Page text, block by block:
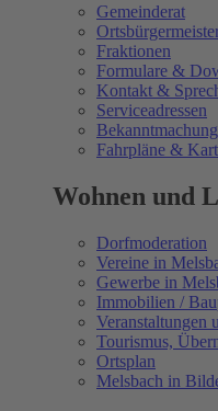
Gemeinderat
Fraktionen
Formulare &
Kontakt &
Serviceadressen
Fahrpläne &
Wohnen und
Dorfmoderation
Vereine in
Gewerbe in
Immobilien /
Veranstaltungen
Tourismus,
Ortsplan
Melsbach in